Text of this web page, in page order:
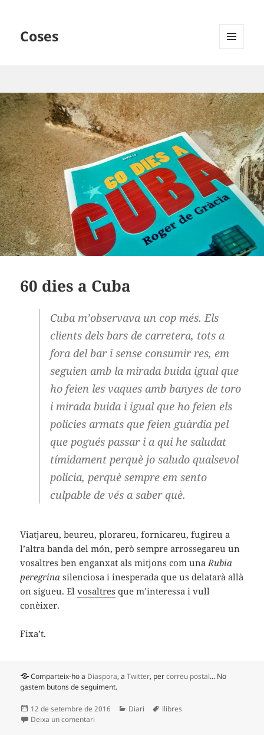
Coses
60 dies a Cuba
Cuba m’observava un cop més. Els
clients dels bars de carretera, tots a
fora del bar i sense consumir res, em
seguien amb la mirada buida igual que
ho feien les vaques amb banyes de toro
i mirada buida i igual que ho feien els
policies armats que feien guàrdia pel
que pogués passar i a qui he saludat
tímidament perquè jo saludo qualsevol
policia, perquè sempre em sento
culpable de vés a saber què.
Viatjareu, beureu, plorareu, fornicareu, fugireu a
l’altra banda del món, però sempre arrossegareu un
vosaltres ben enganxat als mitjons com unaRubia
peregrina silenciosa i inesperada que us delatarà allà
on sigueu. Elvosaltres que m’interessa i vull
conèixer.
Fixa’t.
Comparteix-ho a Diaspora, aTwitter, percorreu postal... No
gastem butons de seguiment.
Publicat
el
12 de setembre de 2016 Categories
Diari Etiquetes
llibres
Deixa un comentari